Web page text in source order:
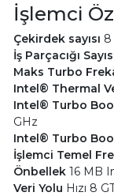
İşlemci
Çekirdek sayısı 8
İş Parçacığı
Maks Turbo
Intel® Thermal
Intel® Turbo
GHz
Intel® Turbo
İşlemci Temel
Önbellek 16 MB
Veri Yolu Hızı 8